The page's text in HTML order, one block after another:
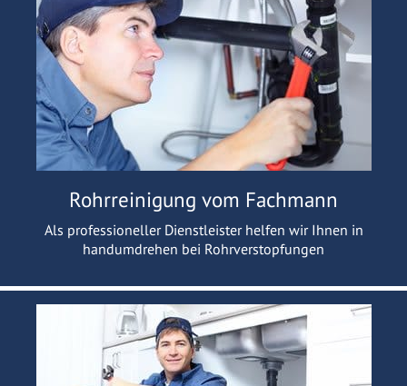
Rohrreinigung vom Fachmann
Als professioneller Dienstleister helfen wir Ihnen in
handumdrehen bei Rohrverstopfungen